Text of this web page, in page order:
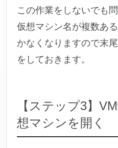
この作業をしないでも
仮想マシン名が複数あ
かなくなりますので末
をしておきます。
【ステップ3】
想マシンを開く